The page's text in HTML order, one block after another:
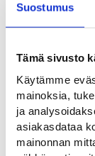
Suostumus
Tämä sivusto
Käytämme
mainoksia,
ja
asiakasdataa
mainonnan
OSTA